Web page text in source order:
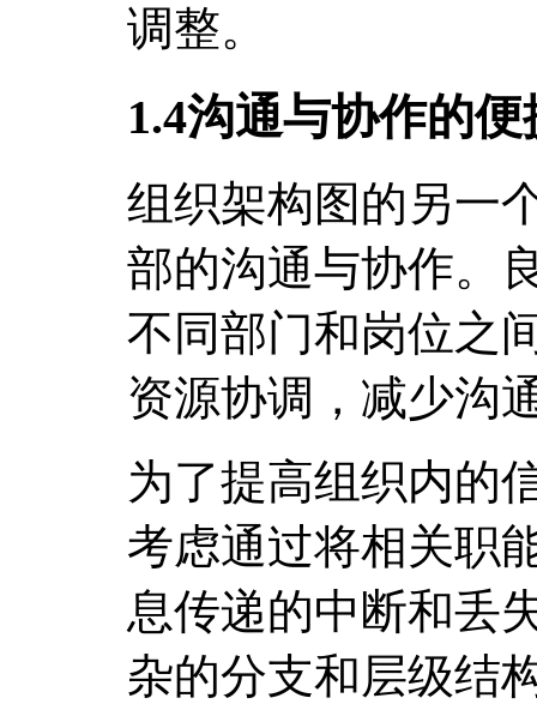
调整。
1.4沟通与协作的便
组织架构图的另一
部的沟通与协作。
不同部门和岗位之
资源协调，减少沟
为了提高组织内的
考虑通过将相关职
息传递的中断和丢
杂的分支和层级结